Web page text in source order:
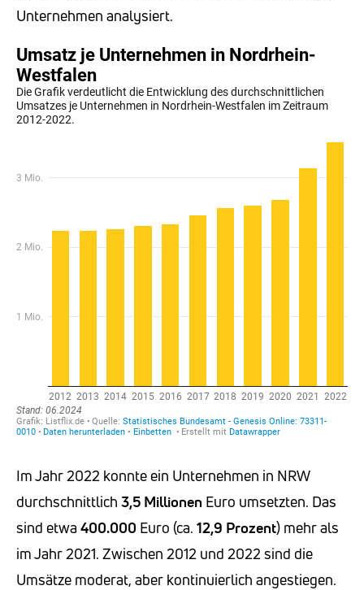
Unternehmen analysiert.
Im Jahr 2022 konnte ein Unternehmen in NRW
durchschnittlich 3,5 Millionen Euro umsetzten. Das
sind etwa 400.000 Euro (ca. 12,9 Prozent) mehr als
im Jahr 2021. Zwischen 2012 und 2022 sind die
Umsätze moderat, aber kontinuierlich angestiegen.